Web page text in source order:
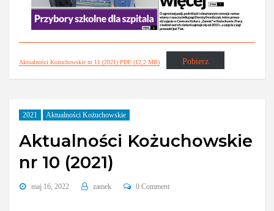
Aktualności Kożuchowskie nr 11 (2021) PDF (12,2 MB) Pobierz
2021 Aktualności Kożuchowskie
Aktualności Kożuchowskie
nr 10 (2021)
maj 16, 2022 zamek 0 Comment